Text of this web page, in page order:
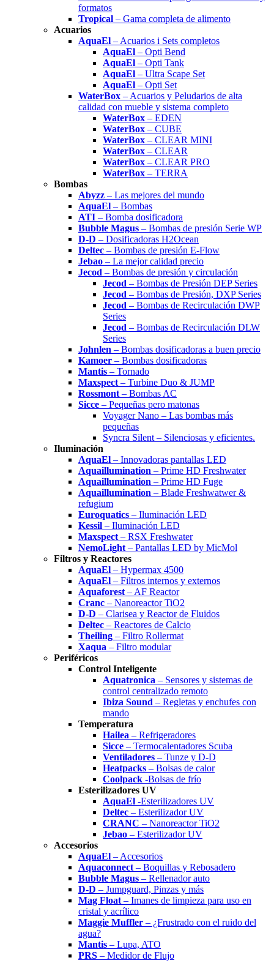
formatos
Tropical – Gama completa de alimento
Acuarios
AquaEl – Acuarios i Sets completos
AquaEl – Opti Bend
AquaEl – Opti Tank
AquaEl – Ultra Scape Set
AquaEl – Opti Set
WaterBox – Acuarios y Peludarios de alta
calidad con mueble y sistema completo
WaterBox – EDEN
WaterBox – CUBE
WaterBox – CLEAR MINI
WaterBox – CLEAR
WaterBox – CLEAR PRO
WaterBox – TERRA
Bombas
Abyzz – Las mejores del mundo
AquaEl – Bombas
ATI – Bomba dosificadora
Bubble Magus – Bombas de presión Serie WP
D-D – Dosificadoras H2Ocean
Deltec – Bombas de presión E-Flow
Jebao – La mejor calidad precio
Jecod – Bombas de presión y circulación
Jecod – Bombas de Presión DEP Series
Jecod – Bombas de Presión, DXP Series
Jecod – Bombas de Recirculación DWP
Series
Jecod – Bombas de Recirculación DLW
Series
Johnlen – Bombas dosificadoras a buen precio
Kamoer – Bombas dosificadoras
Mantis – Tornado
Maxspect – Turbine Duo & JUMP
Rossmont – Bombas AC
Sicce – Pequeñas pero matonas
Voyager Nano – Las bombas más
pequeñas
Syncra Silent – Silenciosas y eficientes.
Iluminación
AquaEl – Innovadoras pantallas LED
Aquaillumination – Prime HD Freshwater
Aquaillumination – Prime HD Fuge
Aquaillumination – Blade Freshwatwer &
refugium
Euroquatics – Iluminación LED
Kessil – Iluminación LED
Maxspect – RSX Freshwater
NemoLight – Pantallas LED by MicMol
Filtros y Reactores
AquaEl – Hypermax 4500
AquaEl – Filtros internos y externos
Aquaforest – AF Reactor
Cranc – Nanoreactor TiO2
D-D – Clarisea y Reactor de Fluidos
Deltec – Reactores de Calcio
Theiling – Filtro Rollermat
Xaqua – Filtro modular
Periféricos
Control Inteligente
Aquatronica – Sensores y sistemas de
control centralizado remoto
Ibiza Sound – Regletas y enchufes con
mando
Temperatura
Hailea – Refrigeradores
Sicce – Termocalentadores Scuba
Ventiladores – Tunze y D-D
Heatpacks – Bolsas de calor
Coolpack -Bolsas de frío
Esterilizadores UV
AquaEl -Esterilizadores UV
Deltec – Esterilizador UV
CRANC – Nanoreactor TiO2
Jebao – Esterilizador UV
Accesorios
AquaEl – Accesorios
Aquaconnect – Boquillas y Rebosadero
Bubble Magus – Rellenador auto
D-D – Jumpguard, Pinzas y más
Mag Float – Imanes de limpieza para uso en
cristal y acrílico
Maggie Muffler – ¿Frustrado con el ruido del
agua?
Mantis – Lupa, ATO
PRS – Medidor de Flujo